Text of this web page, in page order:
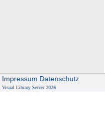
Impressum Datenschutz
Visual Library Server 2026